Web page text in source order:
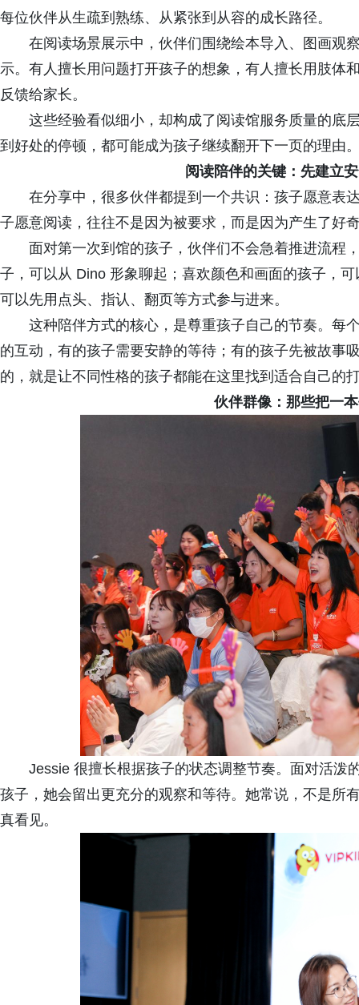
每位伙伴从生疏到熟练、从紧张到从容的成长路径。
在阅读场景展示中，伙伴们围绕绘本导入、图画观
示。有人擅长用问题打开孩子的想象，有人擅长用肢体
反馈给家长。
这些经验看似细小，却构成了阅读馆服务质量的底
到好处的停顿，都可能成为孩子继续翻开下一页的理由
阅读陪伴的关键：先建立
在分享中，很多伙伴都提到一个共识：孩子愿意表
子愿意阅读，往往不是因为被要求，而是因为产生了好
面对第一次到馆的孩子，伙伴们不会急着推进流程
子，可以从 Dino 形象聊起；喜欢颜色和画面的孩子，
可以先用点头、指认、翻页等方式参与进来。
这种陪伴方式的核心，是尊重孩子自己的节奏。每
的互动，有的孩子需要安静的等待；有的孩子先被故事
的，就是让不同性格的孩子都能在这里找到适合自己的
伙伴群像：那些把一
Jessie 很擅长根据孩子的状态调整节奏。面对活泼
孩子，她会留出更充分的观察和等待。她常说，不是所
真看见。